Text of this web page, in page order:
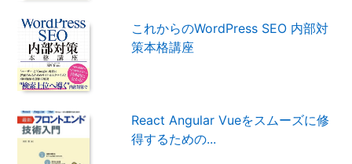
これからのWordPress SEO 内部対
策本格講座
React Angular Vueをスムーズに修
得するための...